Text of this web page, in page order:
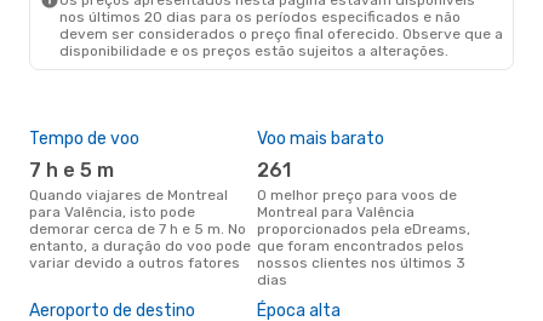
nos últimos 20 dias para os períodos especificados e não
devem ser considerados o preço final oferecido. Observe que a
disponibilidade e os preços estão sujeitos a alterações.
Tempo de voo
7 h e 5 m
Quando viajares de Montreal
para Valência, isto pode
demorar cerca de 7 h e 5 m. No
entanto, a duração do voo pode
variar devido a outros fatores
Voo mais barato
261
O melhor preço para voos de
Montreal para Valência
proporcionados pela eDreams,
que foram encontrados pelos
nossos clientes nos últimos 3
dias
Aeroporto de destino Época alta